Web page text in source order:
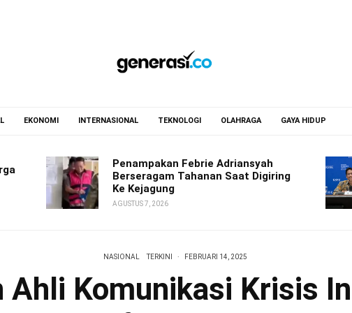
EKONOMI INTERNASIONAL TEKNOLOGI OLAHRAGA GAYA HIDUP
Penampakan Febrie Adriansyah
Berseragam Tahanan Saat Digiring
Ke Kejagung
AGUSTUS 7, 2026
NASIONAL TERKINI · FEBRUARI 14, 2025
Komunikasi Krisis